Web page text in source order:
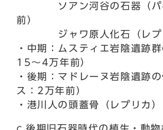
ソアン河谷の石器（パキ
前）
ジャワ原人化石（レプ
・中期：ムスティエ岩陰遺跡
15〜4万年前）
・後期：マドレーヌ岩陰遺跡
ス：2万年前）
・港川人の頭蓋骨（レプリカ）
c.後期旧石器時代の植生・動物